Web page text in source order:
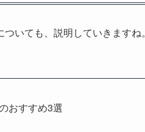
いても、説明していきますね。
おすすめ3選